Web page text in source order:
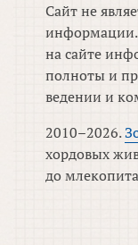
Сайт не
информации.
на сайте
полноты и
ведении и
2010–2026.
хордовых
до